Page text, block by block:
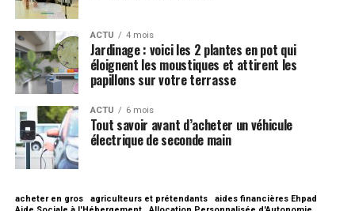
ACTU 4 mois
Jardinage : voici les 2 plantes en pot qui
éloignent les moustiques et attirent les
papillons sur votre terrasse
ACTU 6 mois
Tout savoir avant d’acheter un véhicule
électrique de seconde main
acheter en gros agriculteurs et prétendants
aides financières Ehpad